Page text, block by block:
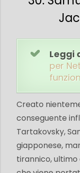
Leggi
per
Creato
conseguente
Tartakovsky,
giapponese,
tirannico, ultimo